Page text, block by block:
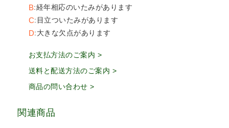
B 経年相応のいたみがあります
C 目立ついたみがあります
D 大きな欠点があります
お支払方法のご案内 >
送料と配送方法のご案内 >
商品の問い合わせ >
関連商品